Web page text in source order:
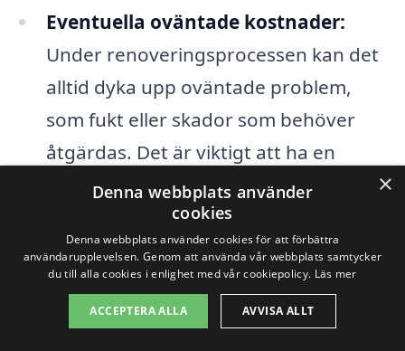
Eventuella oväntade kostnader:
Under renoveringsprocessen kan det
alltid dyka upp oväntade problem,
som fukt eller skador som behöver
åtgärdas. Det är viktigt att ha en
buffert i budgeten för sådana
För att få en rättvisande bild av
kostnaden för köksrenovering i Ulvåker
×
Denna webbplats använder
cookies
Denna webbplats använder cookies för att förbättra
användarupplevelsen. Genom att använda vår webbplats samtycker
du till alla cookies i enlighet med vår cookiepolicy. Läs mer
ACCEPTERA ALLA AVVISA ALLT